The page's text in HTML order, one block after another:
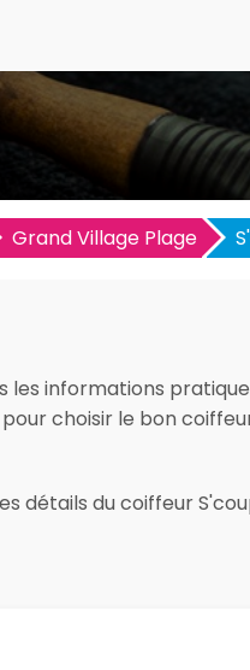
Grand Village Plage
les informations
choisir le bon
détails du coiffeur